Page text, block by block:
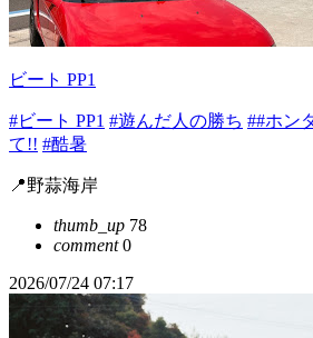
ビート PP1
#ビート PP1 #遊んだ人の勝ち ##ホン
て!! #酷暑
📍野蒜海岸
thumb_up 78
comment0
2026/07/24 07:17